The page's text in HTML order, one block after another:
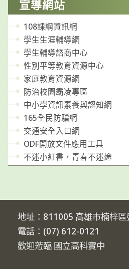
宣導網站
108課綱資訊網
學生生涯輔導網
學生輔導諮商中心
性別平等教育資源中心
家庭教育資源網
防治校園霸凌專區
中小學資訊素養與認知網
165全民防騙網
交通安全入口網
ODF開放文件應用工具
不迷小紅書，青春不迷途
地址：811005 高雄市楠梓
電話：(07) 612-0121
歡迎蒞臨 國立高科實中